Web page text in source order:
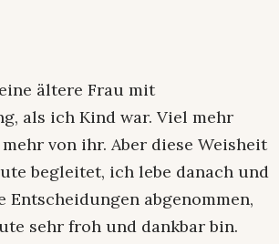
ältere Frau mit
als ich Kind war. Viel mehr
von ihr. Aber diese Weisheit
begleitet, ich lebe danach und
Entscheidungen abgenommen,
sehr froh und dankbar bin.